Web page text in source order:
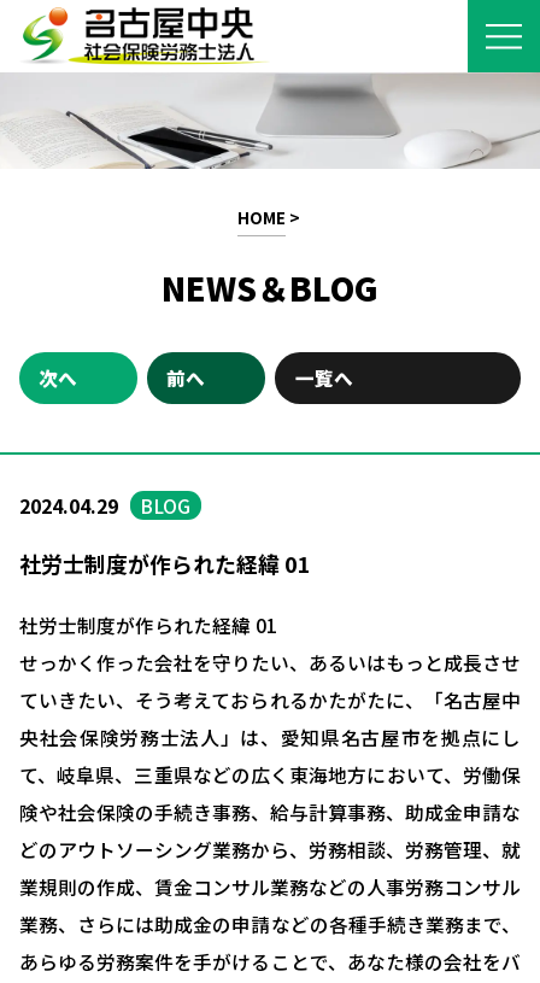
HOME >
NEWS＆BLOG
次へ 前へ 一覧へ
2024.04.29 BLOG
社労士制度が作られた経緯 01
社労士制度が作られた経緯 01
せっかく作った会社を守りたい、あるいはもっと成長させ
ていきたい、そう考えておられるかたがたに、「名古屋中
央社会保険労務士法人」は、愛知県名古屋市を拠点にし
て、岐阜県、三重県などの広く東海地方において、労働保
険や社会保険の手続き事務、給与計算事務、助成金申請な
どのアウトソーシング業務から、労務相談、労務管理、就
業規則の作成、賃金コンサル業務などの人事労務コンサル
業務、さらには助成金の申請などの各種手続き業務まで、
あらゆる労務案件を手がけることで、あなた様の会社をバ